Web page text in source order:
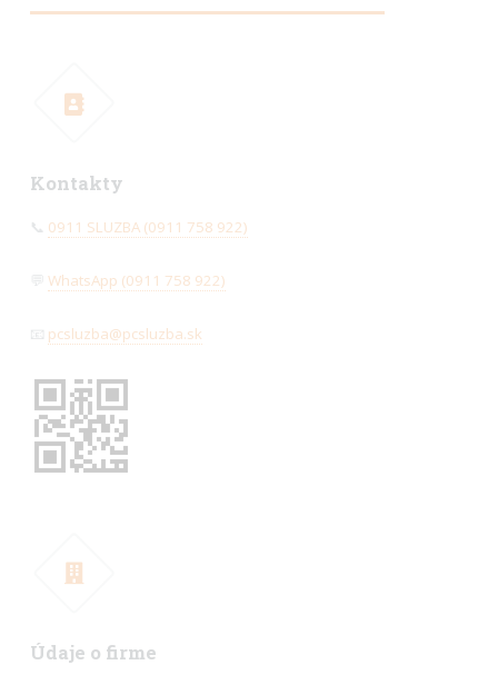
Kontakty
📞 0911 SLUZBA (0911 758 922)
💬 WhatsApp (0911 758 922)
📧 pcsluzba@pcsluzba.sk
Údaje o firme